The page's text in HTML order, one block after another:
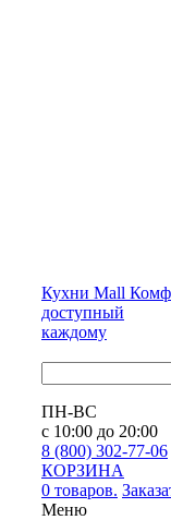
Кухни Mall
доступный
каждому
ПН-ВС
с 10:00 до 20:00
8 (800) 302-77-06
КОРЗИНА
0 товаров.
Меню